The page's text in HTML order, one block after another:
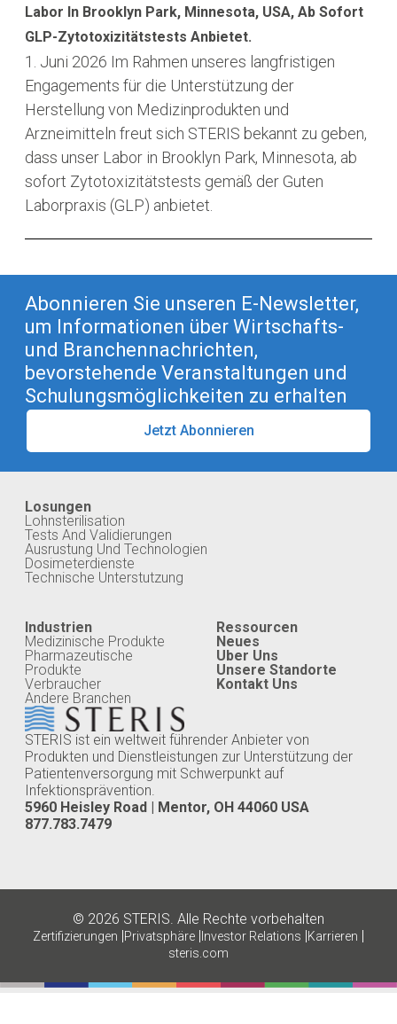
Labor In Brooklyn Park, Minnesota, USA, Ab Sofort
GLP-Zytotoxizitätstests Anbietet.
1. Juni 2026 Im Rahmen unseres langfristigen
Engagements für die Unterstützung der
Herstellung von Medizinprodukten und
Arzneimitteln freut sich STERIS bekannt zu geben,
dass unser Labor in Brooklyn Park, Minnesota, ab
sofort Zytotoxizitätstests gemäß der Guten
Laborpraxis (GLP) anbietet.
Abonnieren Sie unseren E-Newsletter,
um Informationen über Wirtschafts-
und Branchennachrichten,
bevorstehende Veranstaltungen und
Schulungsmöglichkeiten zu erhalten
Jetzt Abonnieren
STERIS ist ein weltweit führender Anbieter von
Produkten und Dienstleistungen zur Unterstützung der
Patientenversorgung mit Schwerpunkt auf
Infektionsprävention.
5960 Heisley Road | Mentor, OH 44060 USA
877.783.7479
Losungen
Lohnsterilisation
Tests And Validierungen
Ausrustung Und Technologien
Dosimeterdienste
Technische Unterstutzung
Industrien
Medizinische Produkte
Pharmazeutische
Produkte
Verbraucher
Andere Branchen
Ressourcen
Neues
Uber Uns
Unsere Standorte
Kontakt Uns
© 2026 STERIS. Alle Rechte vorbehalten
Zertifizierungen Privatsphäre Investor Relations Karrieren
steris.com